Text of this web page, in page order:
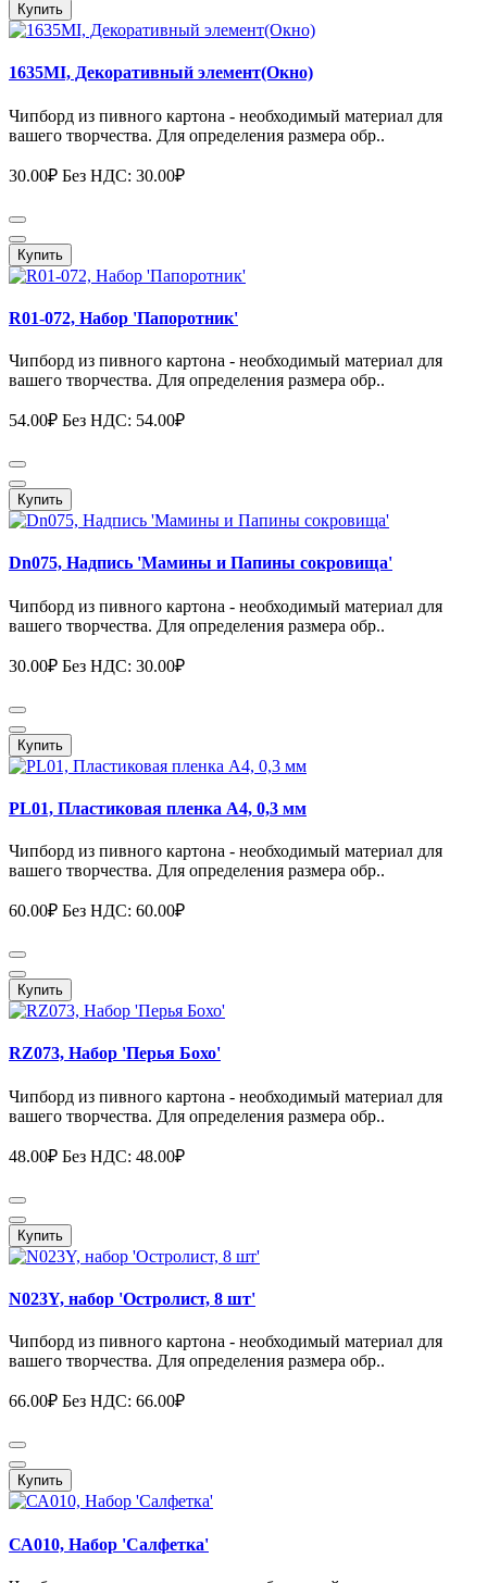
Купить
1635MI, Декоративный элемент(Окно)
Чипборд из пивного картона - необходимый материал для
вашего творчества. Для определения размера обр..
30.00₽ Без НДС: 30.00₽
Купить
R01-072, Набор 'Папоротник'
Чипборд из пивного картона - необходимый материал для
вашего творчества. Для определения размера обр..
54.00₽ Без НДС: 54.00₽
Купить
Dn075, Надпись 'Мамины и Папины сокровища'
Чипборд из пивного картона - необходимый материал для
вашего творчества. Для определения размера обр..
30.00₽ Без НДС: 30.00₽
Купить
PL01, Пластиковая пленка А4, 0,3 мм
Чипборд из пивного картона - необходимый материал для
вашего творчества. Для определения размера обр..
60.00₽ Без НДС: 60.00₽
Купить
RZ073, Набор 'Перья Бохо'
Чипборд из пивного картона - необходимый материал для
вашего творчества. Для определения размера обр..
48.00₽ Без НДС: 48.00₽
Купить
N023Y, набор 'Остролист, 8 шт'
Чипборд из пивного картона - необходимый материал для
вашего творчества. Для определения размера обр..
66.00₽ Без НДС: 66.00₽
Купить
СА010, Набор 'Салфетка'